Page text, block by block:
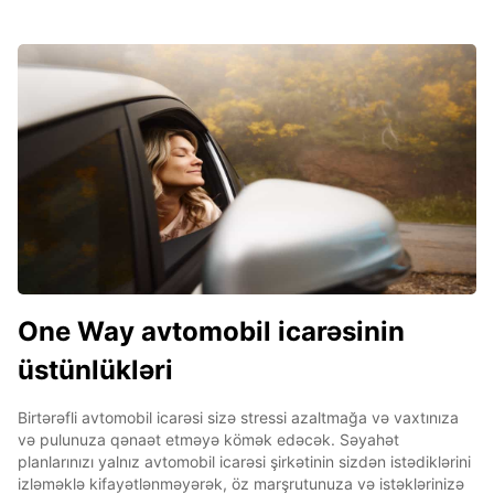
One Way avtomobil icarəsinin
üstünlükləri
Birtərəfli avtomobil icarəsi sizə stressi azaltmağa və vaxtınıza
və pulunuza qənaət etməyə kömək edəcək. Səyahət
planlarınızı yalnız avtomobil icarəsi şirkətinin sizdən istədiklərini
izləməklə kifayətlənməyərək, öz marşrutunuza və istəklərinizə